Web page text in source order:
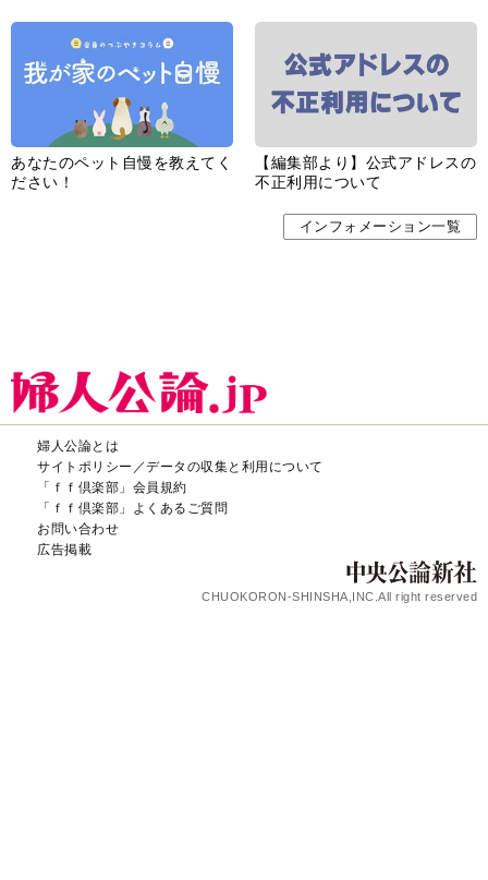
あなたのペット自慢を教えてく
ださい！
【編集部より】公式アドレスの
不正利用について
インフォメーション一覧
婦人公論とは
サイトポリシー／データの収集と利用について
「ｆｆ倶楽部」会員規約
「ｆｆ倶楽部」よくあるご質問
お問い合わせ
広告掲載
CHUOKORON-SHINSHA,INC.All right reserved